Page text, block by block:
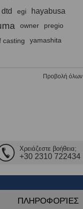
dtd egi hayabusa
owner pregio
casting
yamashita
Προβολή όλων
Χρειάζεστε βοήθεια;
+30 2310 722434
ΠΛΗΡΟΦΟΡΊΕΣ